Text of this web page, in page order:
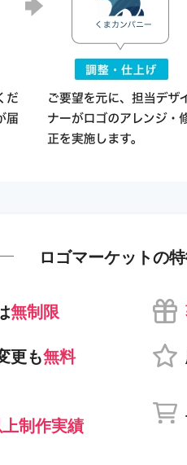
ロゴマーケットの
無制限
更も無料
制作実績